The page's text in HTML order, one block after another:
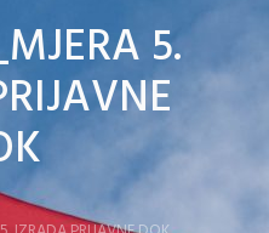
5.